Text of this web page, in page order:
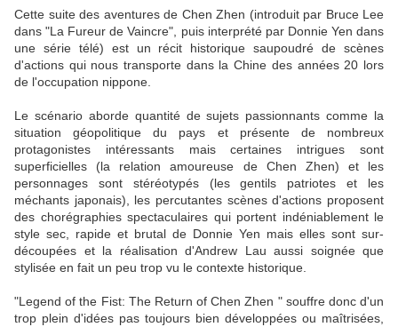
Cette suite des aventures de Chen Zhen (introduit par Bruce Lee
dans "La Fureur de Vaincre", puis interprété par Donnie Yen dans
une série télé) est un récit historique saupoudré de scènes
d'actions qui nous transporte dans la Chine des années 20 lors
de l'occupation nippone.
Le scénario aborde quantité de sujets passionnants comme la
situation géopolitique du pays et présente de nombreux
protagonistes intéressants mais certaines intrigues sont
superficielles (la relation amoureuse de Chen Zhen) et les
personnages sont stéréotypés (les gentils patriotes et les
méchants japonais), les percutantes scènes d'actions proposent
des chorégraphies spectaculaires qui portent indéniablement le
style sec, rapide et brutal de Donnie Yen mais elles sont sur-
découpées et la réalisation d'Andrew Lau aussi soignée que
stylisée en fait un peu trop vu le contexte historique.
"Legend of the Fist: The Return of Chen Zhen " souffre donc d'un
trop plein d'idées pas toujours bien développées ou maîtrisées,